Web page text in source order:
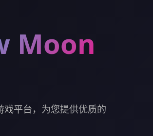
Moon
平台，为您提供优质的